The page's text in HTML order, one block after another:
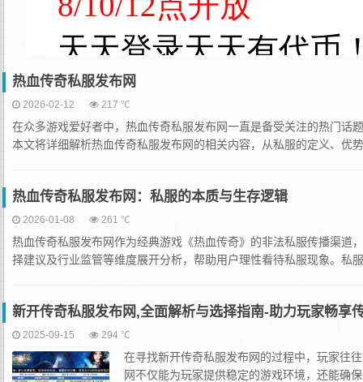
热血传奇私服发布网
2026-02-12 217 ℃
在众多游戏爱好者中，热血传奇私服发布网一直是备受关注的热门话
本文将详细解析热血传奇私服发布网的相关内容，从私服的定义、优
热血传奇私服发布网：私服的本质与生存逻辑
2026-01-08 261 ℃
热血传奇私服发布网作为经典游戏《热血传奇》的非法私服传播渠道
择建议及行业监管等维度展开分析，帮助用户理性看待私服现象。私
新开传奇私服发布网,全面解析与选择指南-助力玩家畅享
2025-09-15 294 ℃
在寻找新开传奇私服发布网的过程中，玩家往
网不仅能为玩家提供稳定的游戏环境，还能确